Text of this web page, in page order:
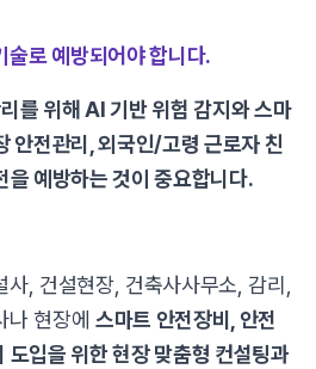
술로 예방되어야 합니다.
를 위해 AI 기반 위험 감지와 스마
안전관리, 외국인/고령 근로자 친
을 예방하는 것이 중요합니다.
사, 건설현장, 건축사사무소, 감리,
현장에 스마트 안전장비, 안전
도입을 위한 현장 맞춤형 컨설팅과